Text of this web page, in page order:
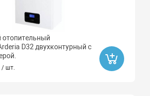
отопительный
D32 двухконтурный с
/ шт.